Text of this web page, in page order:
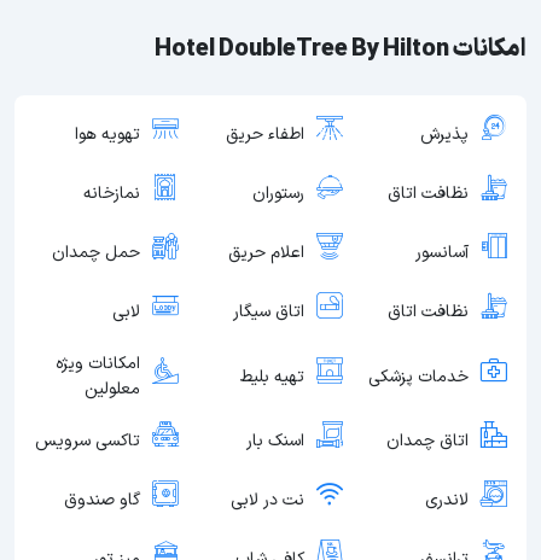
امکانات Hotel DoubleTree By Hilton
پذیرش اطفاء حریق تهویه هوا
نظافت اتاق رستوران نمازخانه
آسانسور اعلام حریق حمل چمدان
نظافت اتاق اتاق سیگار لابی
خدمات پزشکی تهیه بلیط
امکانات ویژه
معلولین
اتاق چمدان اسنک بار تاکسی سرویس
لاندری نت در لابی گاو صندوق